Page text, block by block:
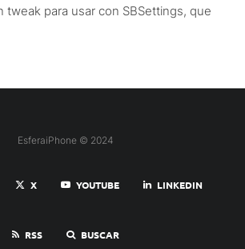
tweak para usar con SBSettings, que
EsferaiPhone © 2024
X YOUTUBE LINKEDIN
RSS BUSCAR